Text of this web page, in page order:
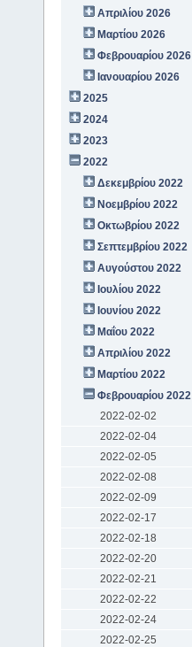
Απριλίου 2026
Μαρτίου 2026
Φεβρουαρίου 2026
Ιανουαρίου 2026
2025
2024
2023
2022
Δεκεμβρίου 2022
Νοεμβρίου 2022
Οκτωβρίου 2022
Σεπτεμβρίου 2022
Αυγούστου 2022
Ιουλίου 2022
Ιουνίου 2022
Μαΐου 2022
Απριλίου 2022
Μαρτίου 2022
Φεβρουαρίου 2022
2022-02-02
2022-02-04
2022-02-05
2022-02-08
2022-02-09
2022-02-17
2022-02-18
2022-02-20
2022-02-21
2022-02-22
2022-02-24
2022-02-25